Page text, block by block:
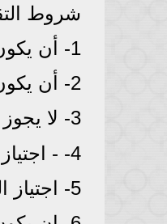
شروط
1- أن يكون حاصل على الشهادة الإعدادية
2- أن يكون الطالب مصري الجنسية
3- لا يجوز أن يزيد سن المتقدم على 18 سنة في أول أكتوبر.
4- - اجتياز الكشف الطبي والهيئة في مدارس التمريض.
5- اجتياز الطالب الاختبارات النفسية والشخصية في المدرسة.